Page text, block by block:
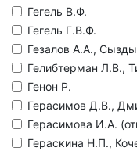
Гегель В.Ф.
Гегель Г.В.Ф.
Гезалов А.А.,
Гелибтерман Л.В.,
Генон Р.
Герасимов Д.В.,
Герасимова И.А.
Гераскина Н.П.,